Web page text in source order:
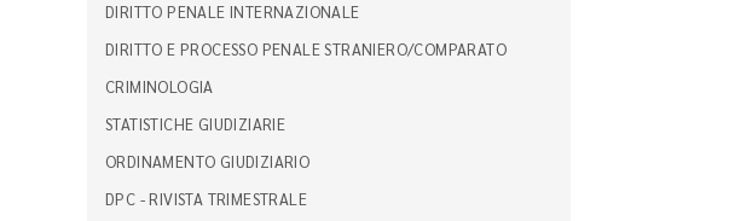
DIRITTO PENALE INTERNAZIONALE
DIRITTO E PROCESSO PENALE STRANIERO/COMPARATO
CRIMINOLOGIA
STATISTICHE GIUDIZIARIE
ORDINAMENTO GIUDIZIARIO
DPC - RIVISTA TRIMESTRALE